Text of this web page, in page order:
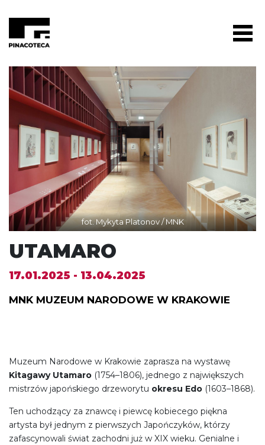
fot. Mykyta Platonov / MNK
UTAMARO
17.01.2025 - 13.04.2025
MNK MUZEUM NARODOWE W KRAKOWIE
Muzeum Narodowe w Krakowie zaprasza na wystawę
Kitagawy Utamaro (1754–1806), jednego z największych
mistrzów japońskiego drzeworytu okresu Edo (1603–1868).
Ten uchodzący za znawcę i piewcę kobiecego piękna
artysta był jednym z pierwszych Japończyków, którzy
zafascynowali świat zachodni już w XIX wieku. Genialne i